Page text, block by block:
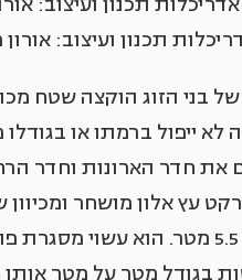
תכנון ועיצוב: אורון
בני הזוג הוקצה שטח
לא ייפול ברמתו או
עץ אלון מושחר
עד תקרה באורך של 5.5 מטר.
בגודל מטר על מטר אותן